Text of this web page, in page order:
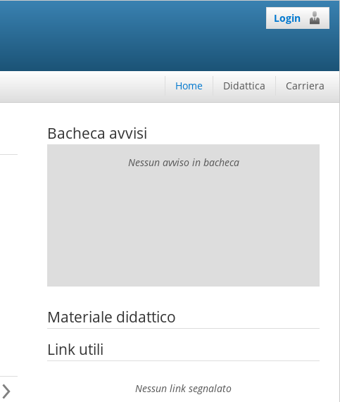
Login
Home Didattica Carriera
Bacheca avvisi
Nessun avviso in bacheca
Materiale didattico
Link utili
Nessun link segnalato